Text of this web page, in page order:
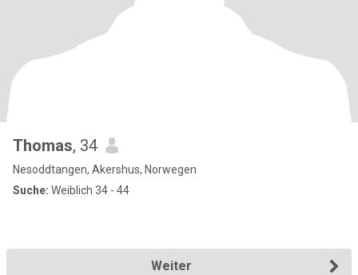
Thomas, 34
Nesoddtangen, Akershus, Norwegen
Suche: Weiblich 34 - 44
Weiter